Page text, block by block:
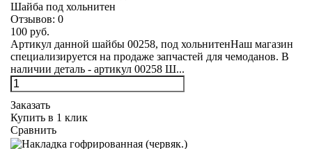
Шайба под хольнитен
Отзывов: 0
100 руб.
Артикул данной шайбы 00258, под хольнитенНаш магазин
специализируется на продаже запчастей для чемоданов. В
наличии деталь - артикул 00258 Ш...
Заказать
Купить в 1 клик
Сравнить